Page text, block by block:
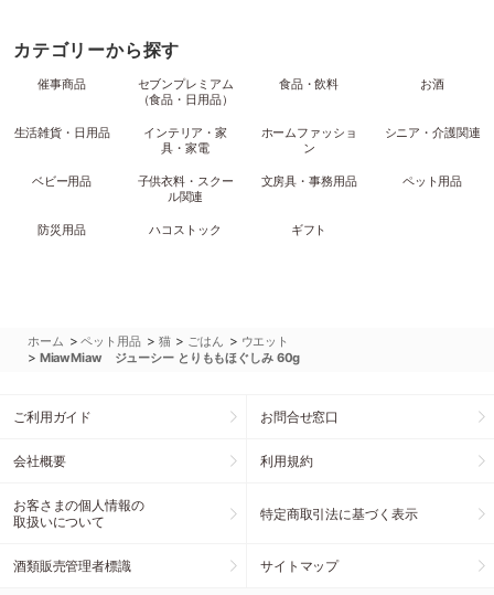
カテゴリーから探す
催事商品
セブンプレミアム
（食品・日用品）
食品・飲料 お酒
生活雑貨・日用品
インテリア・家
具・家電
ホームファッショ
ン
シニア・介護関連
ベビー用品
子供衣料・スクー
ル関連
文房具・事務用品 ペット用品
防災用品 ハコストック ギフト
ホーム >ペット用品 > 猫 > ごはん > ウエット
> MiawMiaw ジューシー とりももほぐしみ 60g
ご利用ガイド お問合せ窓口
会社概要 利用規約
お客さまの個人情報の
取扱いについて
特定商取引法に基づく表示
酒類販売管理者標識 サイトマップ